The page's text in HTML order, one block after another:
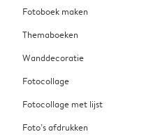
Fotoboek maken
Themaboeken
Wanddecoratie
Fotocollage
Fotocollage met lijst
Foto’s afdrukken